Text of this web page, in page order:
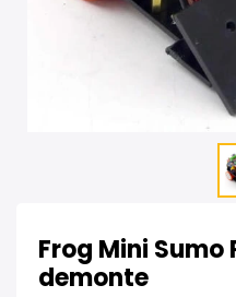
Frog Mini Sumo
demonte